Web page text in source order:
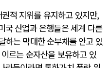
적 지위를 유지하고 있지만,
국 산업과 은행들은 세계 다른
하는 막대한 순부채를 안고 있
르는 순자산을 보유하고 있